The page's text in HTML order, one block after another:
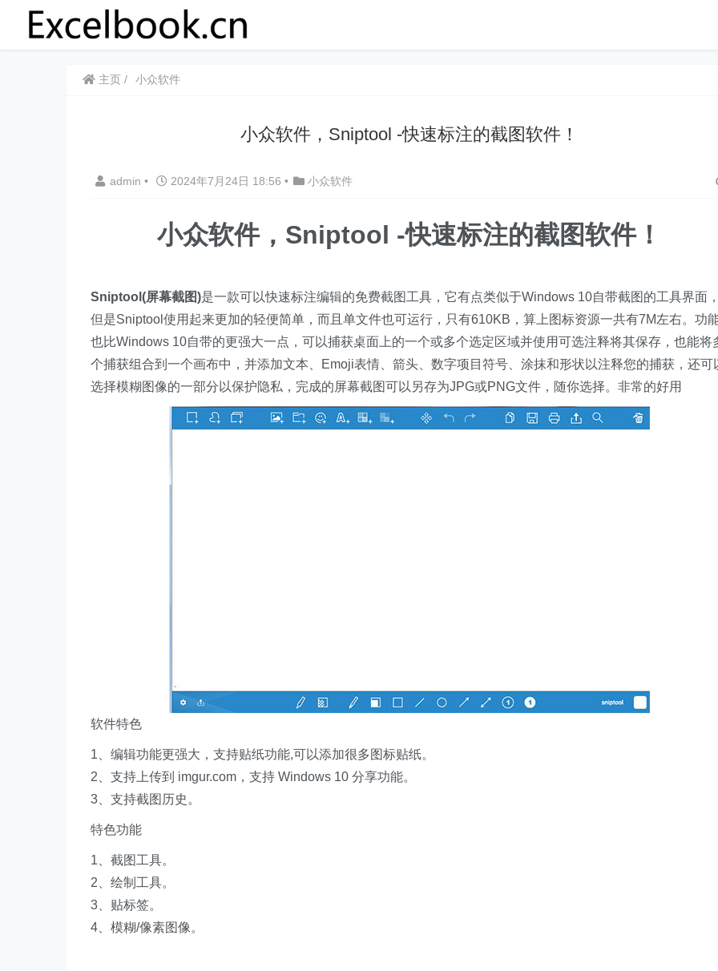
主页 小众软件
​​小众软件，Sniptool -快速标注的截图软件！
admin • 2024年7月24日 18:56 • 小众软件
​​小众软件，Sniptool -快速标注的截图软件！
Sniptool(屏幕截图)是一款可以快速标注编辑的免费截图工具，它有点类似于Windows 10自带截图的工具界面
但是Sniptool使用起来更加的轻便简单，而且单文件也可运行，只有610KB，算上图标资源一共有7M左右。功
也比Windows 10自带的更强大一点，可以捕获桌面上的一个或多个选定区域并使用可选注释将其保存，也能将
个捕获组合到一个画布中，并添加文本、Emoji表情、箭头、数字项目符号、涂抹和形状以注释您的捕获，还可
选择模糊图像的一部分以保护隐私，完成的屏幕截图可以另存为JPG或PNG文件，随你选择。非常的好用
软件特色
1、编辑功能更强大，支持贴纸功能,可以添加很多图标贴纸。
2、支持上传到 imgur.com，支持 Windows 10 分享功能。
3、支持截图历史。
特色功能
1、截图工具。
2、绘制工具。
3、贴标签。
4、模糊/像素图像。